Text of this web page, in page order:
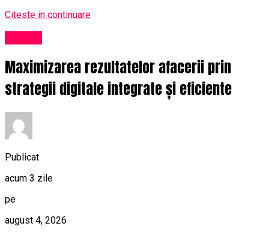
Citeste in continuare
Maximizarea rezultatelor afacerii prin
strategii digitale integrate și eficiente
Publicat
acum 3 zile
pe
august 4, 2026